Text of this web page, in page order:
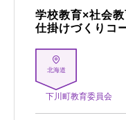
学校教育×社会
仕掛けづくりコ
北海道
下川町教育委員会